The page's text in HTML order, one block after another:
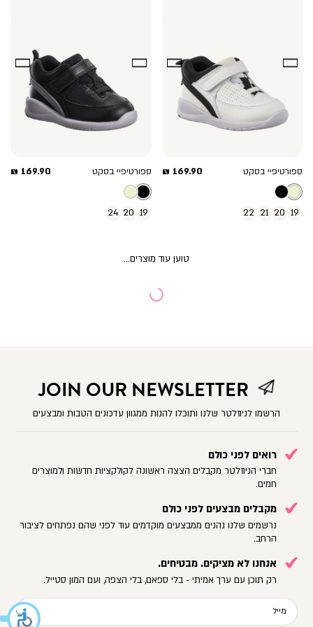
ספורטיפיי בסקט
מחיר
169.90 ₪
19
20
21
22
ספורטיפיי בסקט
מחיר
169.90 ₪
19
20
24
JOIN OUR NEWSLETTER
הרשמו לניוזלטר שלנו ותוכלו להנות ממגוון עדכונים הטבות ומבצעים
רואים לפני כולם
חברי הניוזלטר מקבלים הצצה ראשונה לקולקציות חדשות ולמוצרים
חמים.
מקבלים מבצעים לפני כולם
נרשמים שלנו נהנים ממבצעים מוקדמים עוד לפני שהם נפתחים לציבור
הרחב.
אנחנו לא מציקים. מבטיחים.
רק תוכן עם ערך אמיתי - בלי ספאם, בלי הצפה, ועם המון סטייל.
מייל